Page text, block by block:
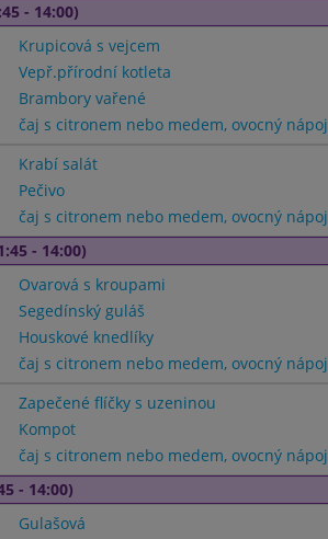
- 14:00)
Krupicová s vejcem
Vepř.přírodní kotleta
Brambory vařené
čaj s citronem nebo medem, ovocný nápoj
Krabí salát
Pečivo
čaj s citronem nebo medem, ovocný nápoj
- 14:00)
Ovarová s kroupami
Segedínský guláš
Houskové knedlíky
čaj s citronem nebo medem, ovocný nápoj
Zapečené flíčky s uzeninou
Kompot
čaj s citronem nebo medem, ovocný nápoj
- 14:00)
Gulašová